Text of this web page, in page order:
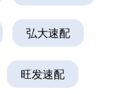
弘大速配
旺发速配